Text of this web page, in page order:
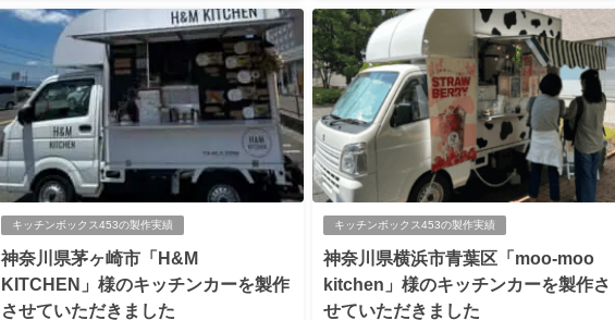
キッチンボックス453の製作実績
神奈川県茅ヶ崎市「H&M
KITCHEN」様のキッチンカーを製作
させていただきました
キッチンボックス453の製作実績
神奈川県横浜市青葉区「moo-moo
kitchen」様のキッチンカーを製作さ
せていただきました